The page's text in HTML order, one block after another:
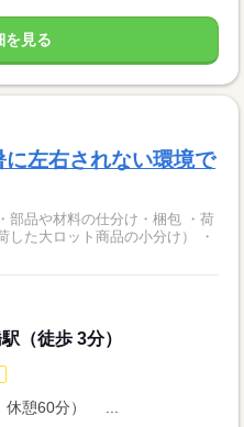
を見る
左右されない環境で
た大ロット商品の小分け） ・
（徒歩 3分）
休憩60分） ...